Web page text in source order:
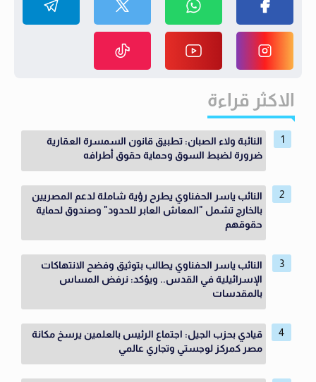
الاكثر قراءة
النائبة ولاء الصبان: تطبيق قانون السمسرة العقارية
ضرورة لضبط السوق وحماية حقوق أطرافه
النائب ياسر الحفناوي يطرح رؤية شاملة لدعم المصريين
بالخارج تشمل "المعاش العابر للحدود" وصندوق لحماية
حقوقهم
النائب ياسر الحفناوي يطالب بتوثيق وفضح الانتهاكات
الإسرائيلية في القدس.. ويؤكد: نرفض المساس
بالمقدسات
قيادي بحزب الجيل: اجتماع الرئيس بالعلمين يرسخ مكانة
مصر كمركز لوجستي وتجاري عالمي